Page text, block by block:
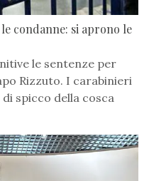
condanne: si aprono le
le sentenze per
Rizzuto. I carabinieri
spicco della cosca